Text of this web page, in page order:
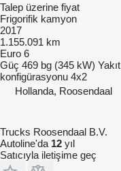
Talep üzerine fiyat
Frigorifik kamyon
2017
1.155.091 km
Euro 6
Güç 469 bg (345 kW) Yakıt
konfigürasyonu 4x2
Hollanda, Roosendaal
Trucks Roosendaal B.V.
Autoline'da 12 yıl
Satıcıyla iletişime geç